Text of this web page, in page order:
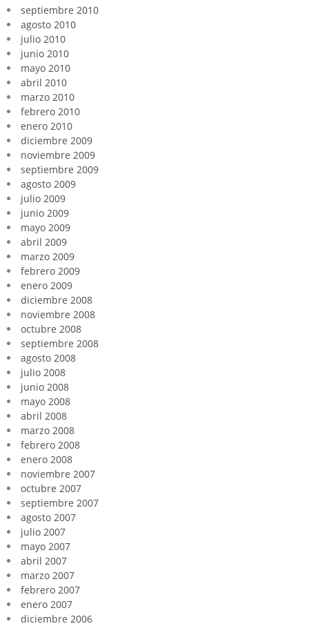
septiembre 2010
agosto 2010
julio 2010
junio 2010
mayo 2010
abril 2010
marzo 2010
febrero 2010
enero 2010
diciembre 2009
noviembre 2009
septiembre 2009
agosto 2009
julio 2009
junio 2009
mayo 2009
abril 2009
marzo 2009
febrero 2009
enero 2009
diciembre 2008
noviembre 2008
octubre 2008
septiembre 2008
agosto 2008
julio 2008
junio 2008
mayo 2008
abril 2008
marzo 2008
febrero 2008
enero 2008
noviembre 2007
octubre 2007
septiembre 2007
agosto 2007
julio 2007
mayo 2007
abril 2007
marzo 2007
febrero 2007
enero 2007
diciembre 2006